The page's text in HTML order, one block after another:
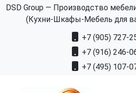
DSD Group — Производство
(Кухни-Шкафы-Мебель для
+7 (905) 727-
+7 (916) 246-
+7 (495) 107-